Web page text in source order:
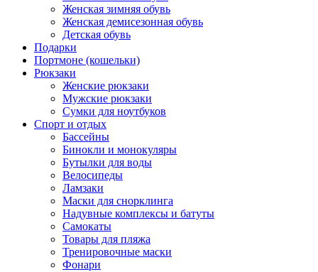
Женская зимняя обувь
Женская демисезонная обувь
Детская обувь
Подарки
Портмоне (кошельки)
Рюкзаки
Женские рюкзаки
Мужские рюкзаки
Сумки для ноутбуков
Спорт и отдых
Бассейны
Бинокли и монокуляры
Бутылки для воды
Велосипеды
Ламзаки
Маски для снорклинга
Надувные комплексы и батуты
Самокаты
Товары для пляжа
Тренировочные маски
Фонари